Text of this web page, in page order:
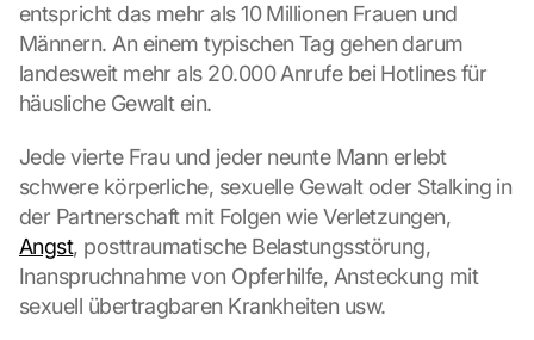
entspricht das mehr als 10 Millionen Frauen und
Männern. An einem typischen Tag gehen darum
landesweit mehr als 20.000 Anrufe bei Hotlines für
häusliche Gewalt ein.
Jede vierte Frau und jeder neunte Mann erlebt
schwere körperliche, sexuelle Gewalt oder Stalking in
Angst, posttraumatische Belastungsstörung,
Inanspruchnahme von Opferhilfe, Ansteckung mit
sexuell übertragbaren Krankheiten usw.